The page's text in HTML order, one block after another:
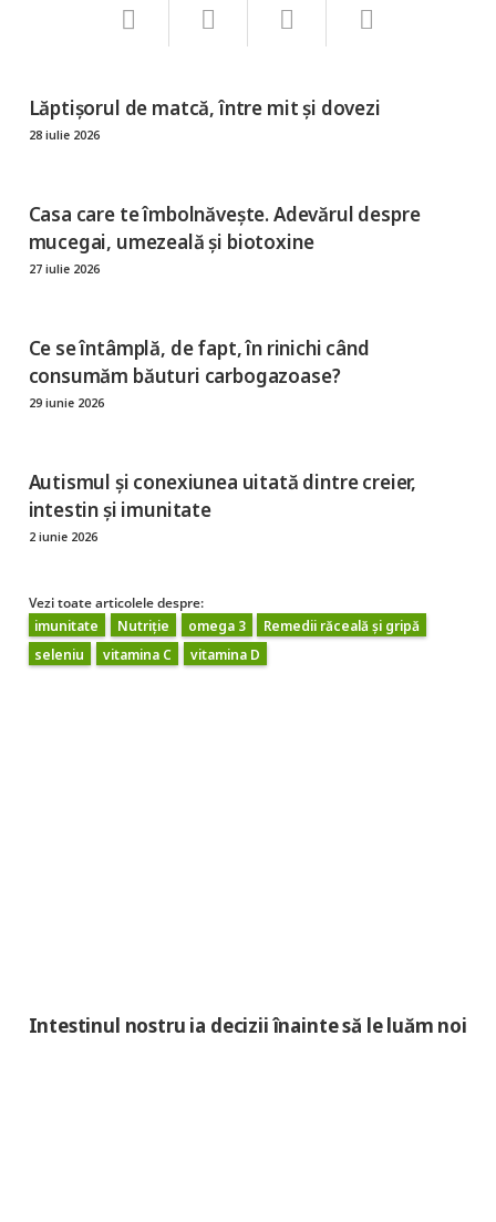
Lăptișorul de matcă, între mit și dovezi
28 iulie 2026
Casa care te îmbolnăvește. Adevărul despre
mucegai, umezeală și biotoxine
27 iulie 2026
Ce se întâmplă, de fapt, în rinichi când
consumăm băuturi carbogazoase?
29 iunie 2026
Autismul și conexiunea uitată dintre creier,
intestin și imunitate
2 iunie 2026
Vezi toate articolele despre:
imunitate
Nutriție omega 3
Remedii răceală și gripă
seleniu
vitamina C vitamina D
Intestinul nostru ia decizii înainte să le luăm noi